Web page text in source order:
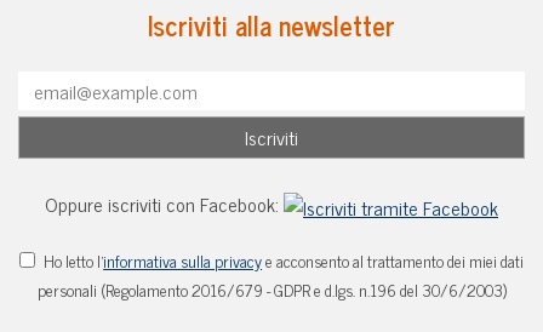
Iscriviti alla newsletter
Oppure iscriviti con Facebook:
Ho letto l'informativa sulla privacye acconsento al trattamento dei miei dati
personali (Regolamento 2016/679 - GDPR e d.lgs. n.196 del 30/6/2003)